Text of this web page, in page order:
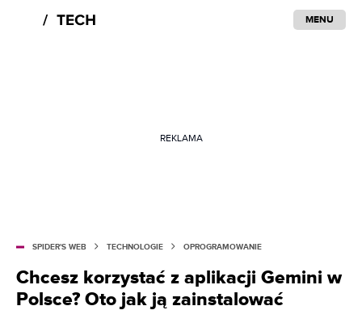
MENU
REKLAMA
SPIDER'S WEB TECHNOLOGIE OPROGRAMOWANIE
Chcesz korzystać z aplikacji Gemini w
Polsce? Oto jak ją zainstalować